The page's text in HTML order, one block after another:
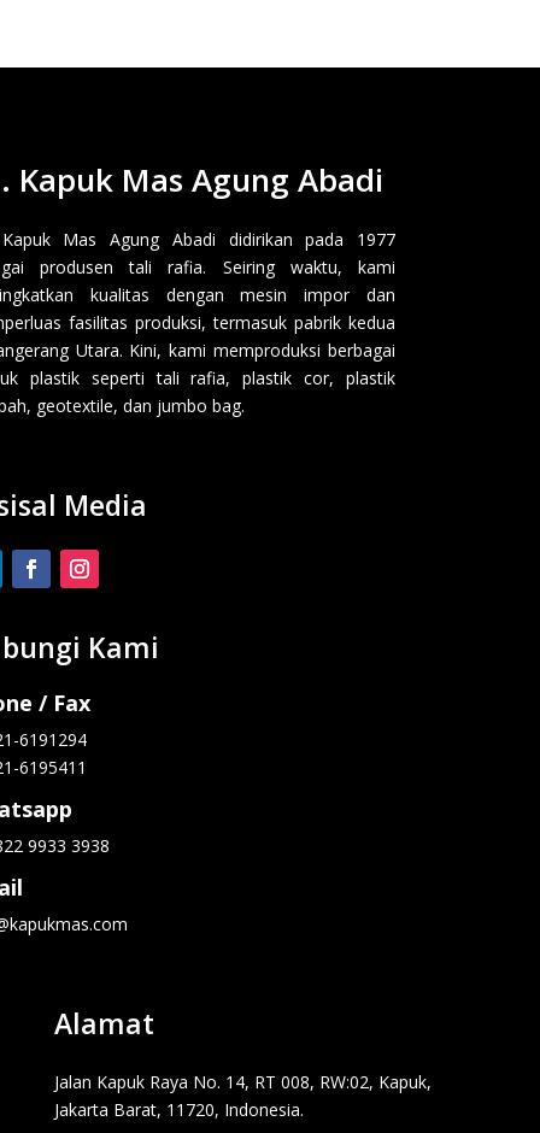
Kapuk Mas Agung Abadi
Mas Agung Abadi didirikan pada 1977
produsen tali rafia. Seiring waktu, kami
kualitas dengan mesin impor dan
fasilitas produksi, termasuk pabrik kedua
Utara. Kini, kami memproduksi berbagai
plastik seperti tali rafia, plastik cor, plastik
geotextile, dan jumbo bag.
Media
Kami
/ Fax
6191294
6195411
9933 3938
Alamat
Jalan Kapuk Raya No. 14, RT 008, RW:02, Kapuk,
Jakarta Barat, 11720, Indonesia.